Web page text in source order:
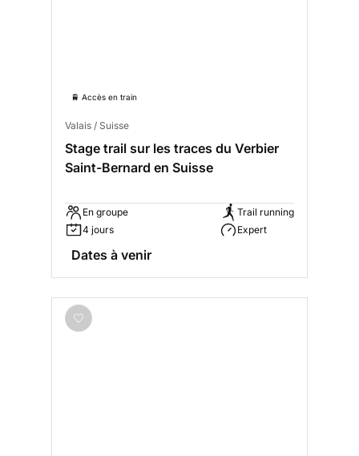
🚆 Accès en train
Valais / Suisse
Stage trail sur les traces du Verbier
Saint-Bernard en Suisse
En groupe
4 jours
Trail running
Expert
Dates à venir